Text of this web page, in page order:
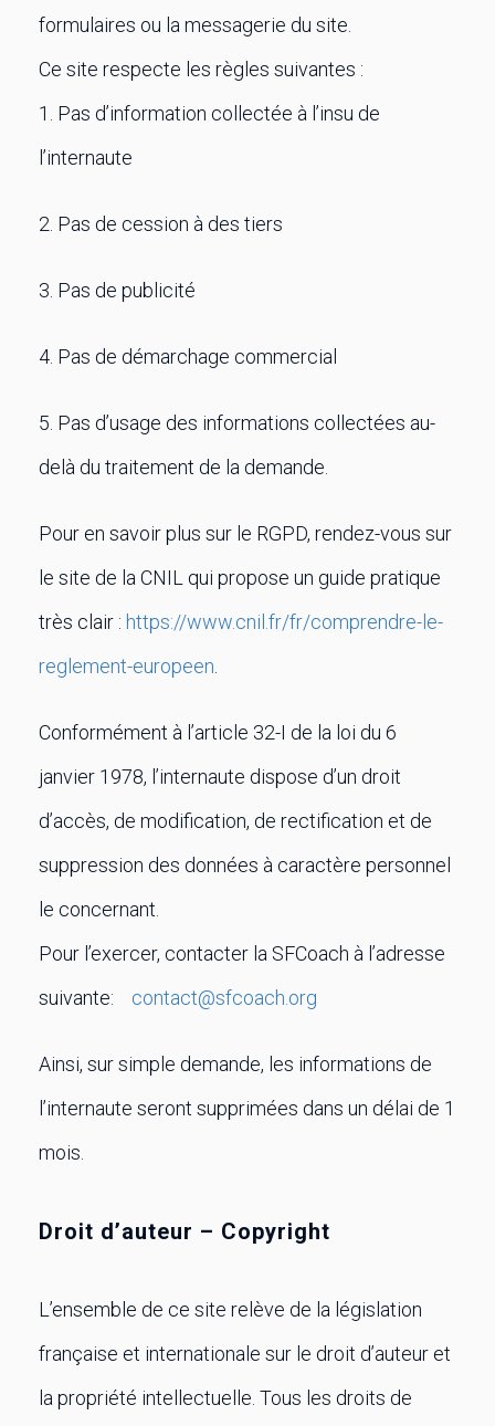
formulaires ou la messagerie du site.
Ce site respecte les règles suivantes :
1. Pas d’information collectée à l’insu de
l’internaute
2. Pas de cession à des tiers
3. Pas de publicité
4. Pas de démarchage commercial
5. Pas d’usage des informations collectées au-
delà du traitement de la demande.
Pour en savoir plus sur le RGPD, rendez-vous sur
le site de la CNIL qui propose un guide pratique
très clair : https://www.cnil.fr/fr/comprendre-le-
reglement-europeen
Conformément à l’article 32-I de la loi du 6
janvier 1978, l’internaute dispose d’un droit
d’accès, de modification, de rectification et de
suppression des données à caractère personnel
le concernant.
Pour l’exercer, contacter la SFCoach à l’adresse
suivante: contact@sfcoach.org
Ainsi, sur simple demande, les informations de
l’internaute seront supprimées dans un délai de 1
mois.
Droit d’auteur – Copyright
L’ensemble de ce site relève de la législation
française et internationale sur le droit d’auteur et
la propriété intellectuelle. Tous les droits de